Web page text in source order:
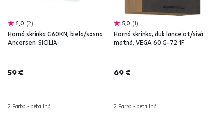
5,0 2
Horná skrinka G60KN, biela/sosna
Andersen, SICILIA
59 €
2 Farba - detailná
5,0 1
Horná skrinka, dub lancelot/sivá
matná, VEGA 60 G-72 1F
69 €
2 Farba - detailná